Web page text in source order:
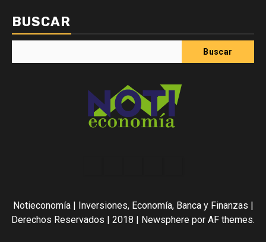
BUSCAR
Buscar
Noti-
economía
Notieconomía | Inversiones, Economía, Banca y Finanzas |
Derechos Reservados | 2018 | Newsphere por AF themes.